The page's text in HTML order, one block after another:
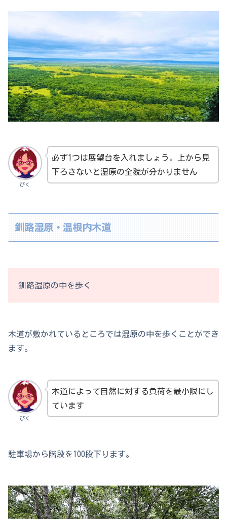
ぴく
必ず1つは展望台を入れましょう。上から見
下ろさないと湿原の全貌が分かりません
釧路湿原・温根内木道
釧路湿原の中を歩く
木道が敷かれているところでは湿原の中を歩くことができ
ます。
ぴく
木道によって自然に対する負荷を最小限にし
ています
駐車場から階段を100段下ります。